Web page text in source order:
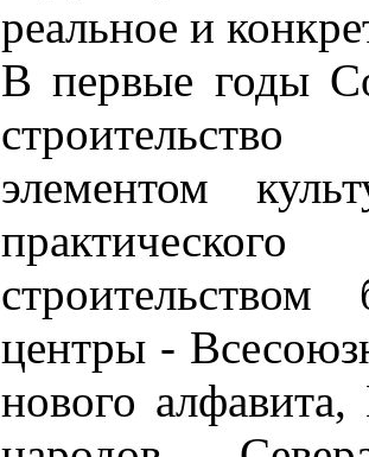
реальное и
В первые годы
элементом
практического
центры -
нового